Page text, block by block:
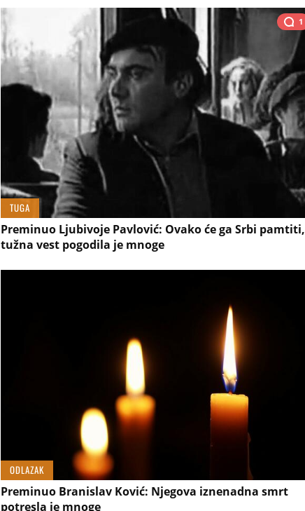
1
TUGA
Preminuo Ljubivoje Pavlović: Ovako će ga Srbi pamtiti,
tužna vest pogodila je mnoge
ODLAZAK
Preminuo Branislav Ković: Njegova iznenadna smrt
potresla je mnoge